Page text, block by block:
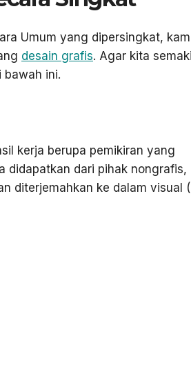
Umum yang dipersingkat,
desain grafis. Agar kita
bawah ini.
kerja berupa pemikiran yang
didapatkan dari pihak nongrafis,
diterjemahkan ke dalam visual